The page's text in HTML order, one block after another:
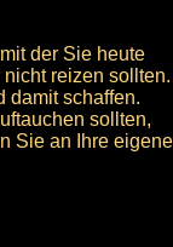
der Sie heute
reizen sollten.
damit schaffen.
sollten,
Sie an Ihre eigene